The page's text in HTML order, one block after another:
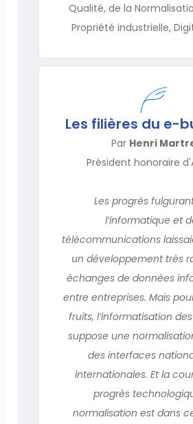
Qualité, de la
Propriété industrielle,
Les filières du e-
Par Henri
Président honoraire
Les progrès
l’informatique et
télécommunications
un développement très
échanges de données
entre entreprises. Mais
fruits, l’informatisation
suppose une
des interfaces
internationales. Et la
progrès
normalisation est dans